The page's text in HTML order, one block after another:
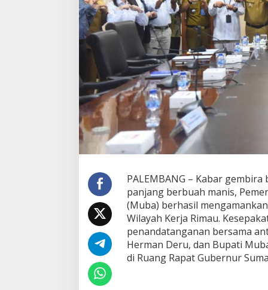
u
r
S
u
m
s
e
l
d
a
n
B
u
p
t
i
M
u
b
a
T
e
k
PALEMBANG – Kabar
panjang berbuah manis,
(Muba) berhasil
Wilayah Kerja Rimau.
penandatanganan bersama
Herman Deru, dan Bupati
di Ruang Rapat Gubernur